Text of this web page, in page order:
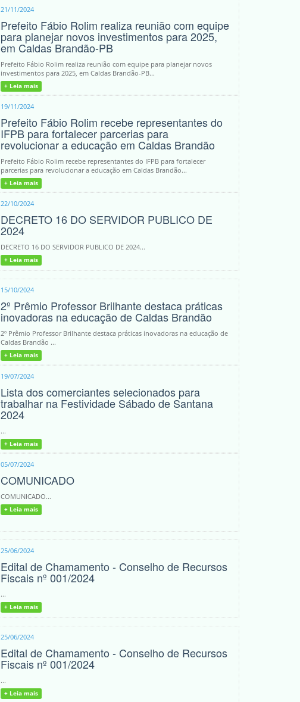
21/11/2024
Prefeito Fábio Rolim realiza reunião com equipe
para planejar novos investimentos para 2025,
em Caldas Brandão-PB
Prefeito Fábio Rolim realiza reunião com equipe para planejar novos
investimentos para 2025, em Caldas Brandão-PB...
+ Leia mais
19/11/2024
Prefeito Fábio Rolim recebe representantes do
IFPB para fortalecer parcerias para
revolucionar a educação em Caldas Brandão
Prefeito Fábio Rolim recebe representantes do IFPB para fortalecer
parcerias para revolucionar a educação em Caldas Brandão...
+ Leia mais
22/10/2024
DECRETO 16 DO SERVIDOR PUBLICO DE
2024
DECRETO 16 DO SERVIDOR PUBLICO DE 2024...
+ Leia mais
15/10/2024
2º Prêmio Professor Brilhante destaca práticas
inovadoras na educação de Caldas Brandão
2º Prêmio Professor Brilhante destaca práticas inovadoras na educação de
Caldas Brandão ...
+ Leia mais
19/07/2024
Lista dos comerciantes selecionados para
trabalhar na Festividade Sábado de Santana
2024
...
+ Leia mais
05/07/2024
COMUNICADO
COMUNICADO...
+ Leia mais
25/06/2024
Edital de Chamamento - Conselho de Recursos
Fiscais nº 001/2024
...
+ Leia mais
25/06/2024
Edital de Chamamento - Conselho de Recursos
Fiscais nº 001/2024
...
+ Leia mais